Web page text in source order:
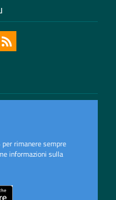
per rimanere sempre
informazioni sulla